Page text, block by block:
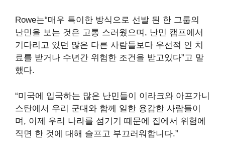
Rowe는“매우 특이한 방식으로 선발 된 한 그룹의
난민을 보는 것은 고통 스러웠으며, 난민 캠프에서
기다리고 있던 많은 다른 사람들보다 우선적 인 치
료를 받거나 수년간 위험한 조건을 받고있다”고 말
했다.
“미국에 입국하는 많은 난민들이 이라크와 아프가니
스탄에서 우리 군대와 함께 일한 용감한 사람들이
며, 이제 우리 나라를 섬기기 때문에 집에서 위험에
직면 한 것에 대해 슬프고 부끄러워합니다.”